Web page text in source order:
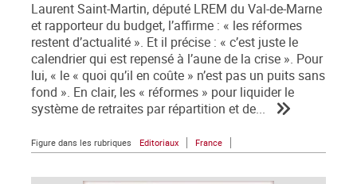
Laurent Saint-Martin, député LREM du Val-de-Marne
et rapporteur du budget, l’affirme : « les réformes
restent d’actualité ». Et il précise : « c’est juste le
calendrier qui est repensé à l’aune de la crise ». Pour
lui, « le « quoi qu’il en coûte » n’est pas un puits sans
fond ». En clair, les « réformes » pour liquider le
système de retraites par répartition et de...
Figure dans les rubriques Editoriaux France